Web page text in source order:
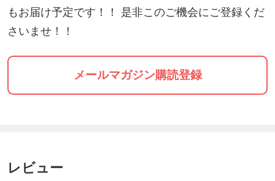
公式HP:https://giant-baba.com/
giantbaba.20th.memorial@gmail.com
もお届け予定です！！ 是非このご機会にご登録くだ
さいませ！！
メールマガジン購読登録
レビュー